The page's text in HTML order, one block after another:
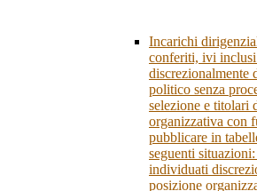
Incarichi
conferiti, ivi
discrezionalmente
politico senza
selezione e titolari
organizzativa con
pubblicare in
seguenti
individuati
posizione